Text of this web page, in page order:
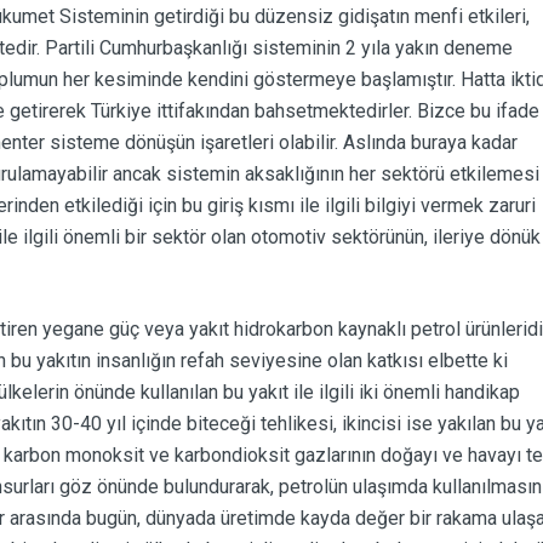
Sisteminin getirdiği bu düzensiz gidişatın menfi etkileri,
Partili Cumhurbaşkanlığı sisteminin 2 yıla yakın deneme
her kesiminde kendini göstermeye başlamıştır. Hatta
getirerek Türkiye ittifakından bahsetmektedirler. Bizce bu ifade
sisteme dönüşün işaretleri olabilir. Aslında buraya kadar
ancak sistemin aksaklığının her sektörü
etkilediği için bu giriş kısmı ile ilgili bilgiyi vermek zaruri
ile ilgili önemli bir sektör olan otomotiv sektörünün, ileriye dönük
yegane güç veya yakıt hidrokarbon kaynaklı petrol
yakıtın insanlığın refah seviyesine olan katkısı elbette ki
önünde kullanılan bu yakıt ile ilgili iki önemli handikap
30-40 yıl içinde biteceği tehlikesi, ikincisi ise yakılan bu
monoksit ve karbondioksit gazlarının doğayı ve havayı
göz önünde bulundurarak, petrolün ulaşımda
bugün, dünyada üretimde kayda değer bir rakama